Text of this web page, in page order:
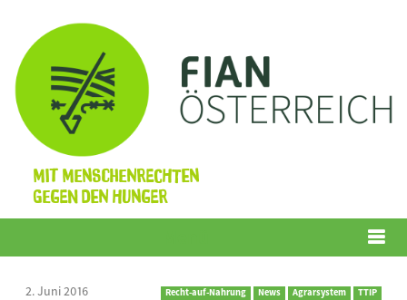
Mit Menschenrechten
gegen den Hunger
2. Juni 2016 Recht-auf-Nahrung News Agrarsystem TTIP